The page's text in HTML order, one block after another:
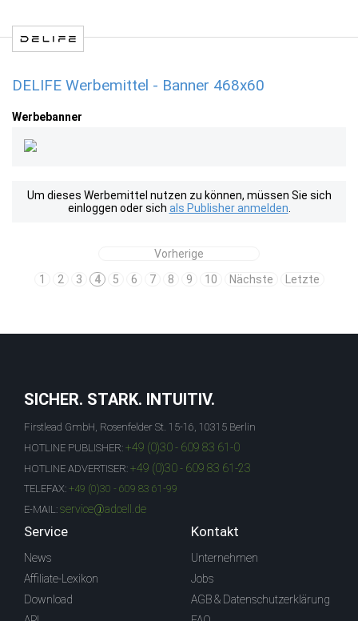
DELIFE Werbemittel - Banner 468x60
Werbebanner
Um dieses Werbemittel nutzen zu können, müssen Sie sich
einloggen oder sich als Publisher anmelden
Vorherige
1
2 3 4 5 6 7 8 9 10 Nächste Letzte
SICHER. STARK. INTUITIV.
Firstlead GmbH, Rosenfelder St. 15-16, 10315 Berlin
HOTLINE PUBLISHER: +49 (0)30 - 609 83 61-0
HOTLINE ADVERTISER: +49 (0)30 - 609 83 61-23
TELEFAX: +49 (0)30 - 609 83 61-99
E-MAIL: service@adcell.de
Service
News
Affiliate-Lexikon
Download
Kontakt
Unternehmen
Jobs
AGB & Datenschutzerklärung